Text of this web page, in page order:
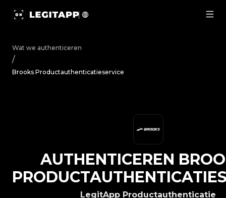
Wat we authenticeren
/
Brooks Productauthenticatieservice
LegitApp Productauthenticatie
AUTHENTICEREN